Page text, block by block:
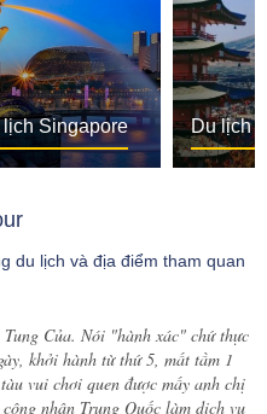
lịch Singapore Du lịch
du lịch và địa điểm tham quan
Của. Nói "hành xác" chứ thực
khởi hành từ thứ 5, mất tầm 1
vui chơi quen được mấy anh chị
nhận Trung Quốc làm dịch vụ